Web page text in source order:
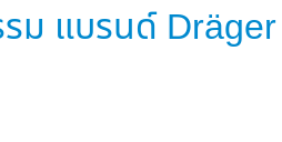
รม แบรนด์